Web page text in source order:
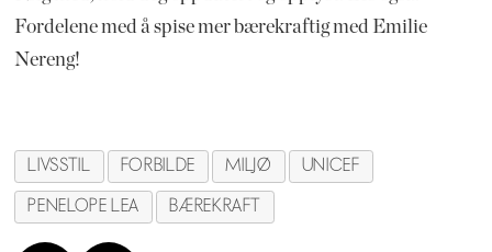
Fordelene med å spise mer bærekraftig med Emilie
Nereng!
LIVSSTIL FORBILDE MILJØ
UNICEF
PENELOPE LEA
BÆREKRAFT